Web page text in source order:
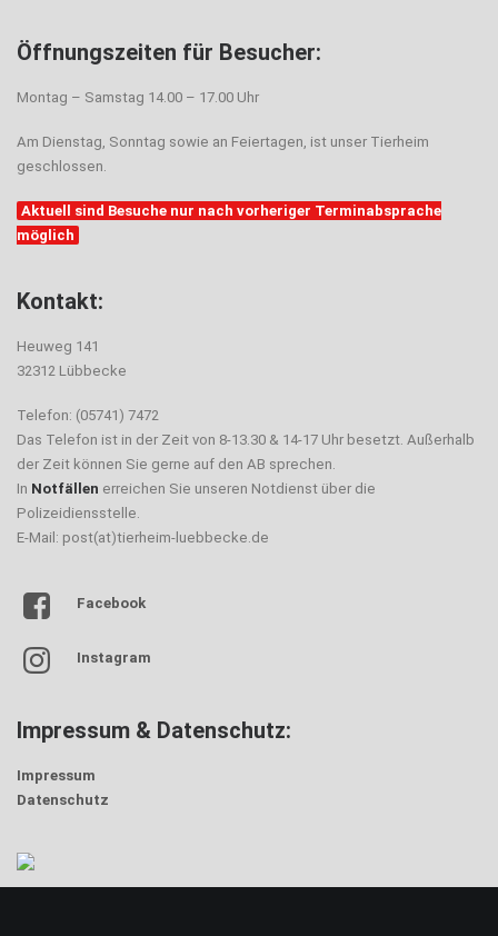
Öffnungszeiten für Besucher:
Montag – Samstag 14.00 – 17.00 Uhr
Am Dienstag, Sonntag sowie an Feiertagen, ist unser Tierheim
geschlossen.
Aktuell sind Besuche nur nach vorheriger Terminabsprache
möglich
Kontakt:
Heuweg 141
32312 Lübbecke
Telefon: (05741) 7472
Das Telefon ist in der Zeit von 8-13.30 & 14-17 Uhr besetzt. Außerhalb
der Zeit können Sie gerne auf den AB sprechen.
In Notfällen erreichen Sie unseren Notdienst über die
Polizeidiensstelle.
E-Mail: post(at)tierheim-luebbecke.de
Facebook
Instagram
Impressum & Datenschutz:
Impressum
Datenschutz